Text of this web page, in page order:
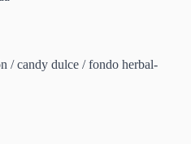
/ candy dulce / fondo herbal-